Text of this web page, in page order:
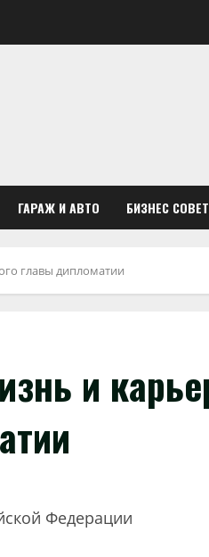
ГАРАЖ И АВТО БИЗНЕС
главы дипломатии
и